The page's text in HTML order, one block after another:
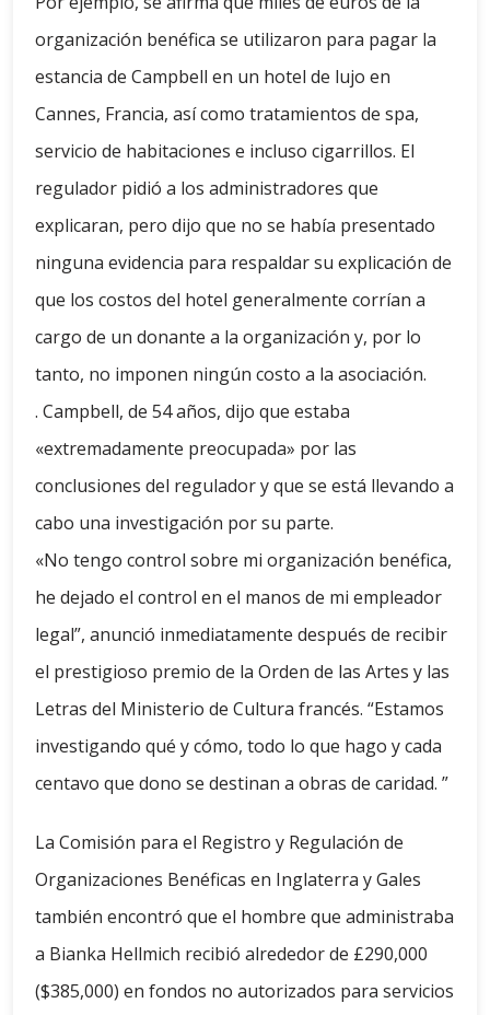
organización benéfica se utilizaron para pagar la
estancia de Campbell en un hotel de lujo en
Cannes, Francia, así como tratamientos de spa,
servicio de habitaciones e incluso cigarrillos. El
regulador pidió a los administradores que
explicaran, pero dijo que no se había presentado
ninguna evidencia para respaldar su explicación de
que los costos del hotel generalmente corrían a
cargo de un donante a la organización y, por lo
tanto, no imponen ningún costo a la asociación.
. Campbell, de 54 años, dijo que estaba
«extremadamente preocupada» por las
conclusiones del regulador y que se está llevando a
cabo una investigación por su parte.
«No tengo control sobre mi organización benéfica,
he dejado el control en el manos de mi empleador
legal”, anunció inmediatamente después de recibir
el prestigioso premio de la Orden de las Artes y las
Letras del Ministerio de Cultura francés. “Estamos
investigando qué y cómo, todo lo que hago y cada
centavo que dono se destinan a obras de caridad. ”
La Comisión para el Registro y Regulación de
Organizaciones Benéficas en Inglaterra y Gales
también encontró que el hombre que administraba
a Bianka Hellmich recibió alrededor de £290,000
($385,000) en fondos no autorizados para servicios